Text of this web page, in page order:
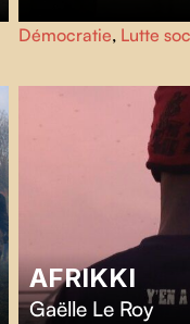
L’histoire de la lutte
Christian Porta, militant
Démocratie, Lutte
AFRIKKI
Gaëlle Le Roy